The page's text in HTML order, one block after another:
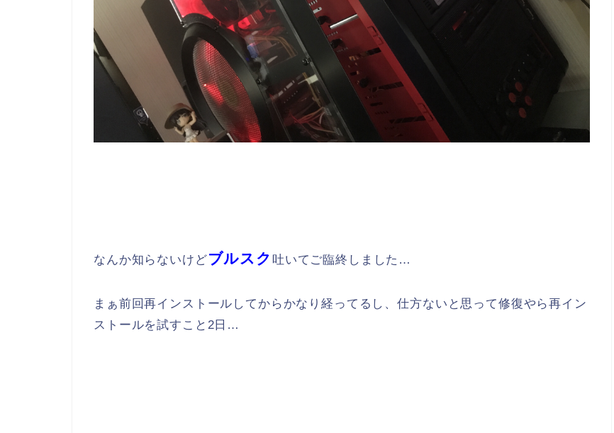
なんか知らないけどブルスク 吐いてご臨終しました…
まぁ前回再インストールしてからかなり経ってるし、仕方ないと思って修復やら再イン
ストールを試すこと2日…